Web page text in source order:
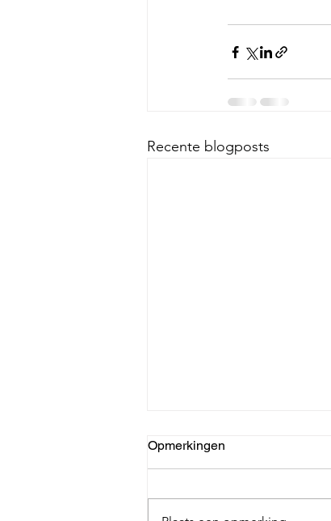
Recente blogposts
Sterk merk is essentieel
groei.
Opmerkingen